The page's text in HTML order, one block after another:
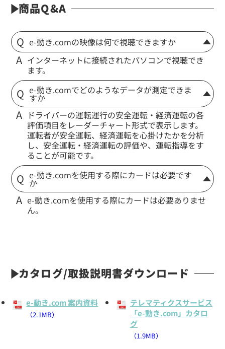
商品Q&A
e-動き.comの映像は何で視聴できますか
インターネットに接続されたパソコンで視聴でき
ます。
e-動き.comでどのようなデータが測定できま
すか
ドライバーの運転運行の安全運転・経済運転の各
評価項目をレーダーチャート形式で表示します。
運転者が安全運転、経済運転を心掛けたかを分析
し、安全運転・経済運転の評価や、運転指導をす
ることが可能です。
e-動き.comを使用する際にカードは必要です
か
e-動き.comを使用する際にカードは必要ありませ
ん。
カタログ/取扱説明書ダウンロード
e-動き.com 案内資料
（2.1MB）
テレマティクスサービス
「e-動き.com」カタロ
グ
（1.9MB）